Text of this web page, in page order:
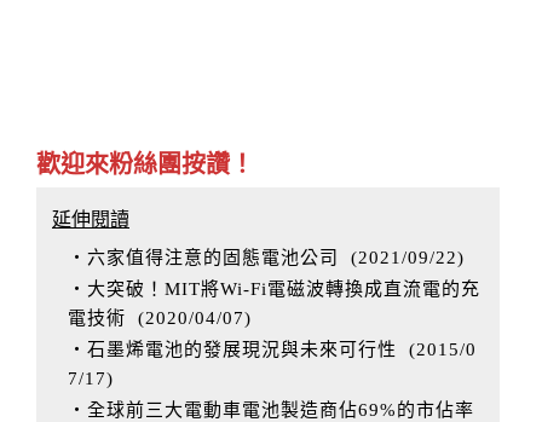
歡迎來粉絲團按讚！
延伸閱讀
‧六家值得注意的固態電池公司 (2021/09/22)
‧大突破！MIT將Wi-Fi電磁波轉換成直流電的充
電技術 (2020/04/07)
‧石墨烯電池的發展現況與未來可行性
(2015/0
7/17)
‧全球前三大電動車電池製造商佔69%的市佔率